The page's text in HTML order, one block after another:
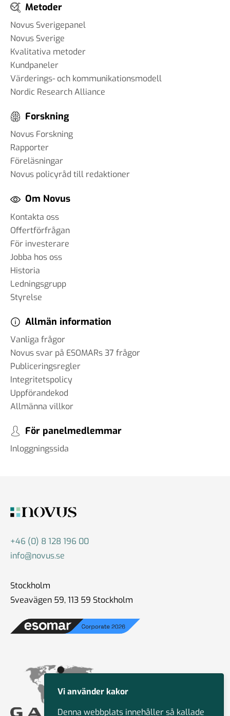
Metoder
Novus Sverigepanel
Novus Sverige
Kvalitativa metoder
Kundpaneler
Värderings- och kommunikationsmodell
Nordic Research Alliance
Forskning
Novus Forskning
Rapporter
Föreläsningar
Novus policyråd till redaktioner
Om Novus
Kontakta oss
Offertförfrågan
För investerare
Jobba hos oss
Historia
Ledningsgrupp
Styrelse
Allmän information
Vanliga frågor
Novus svar på ESOMARs 37 frågor
Publiceringsregler
Integritetspolicy
Uppförandekod
Allmänna villkor
För panelmedlemmar
Inloggningssida
+46 (0) 8 128 196 00
info@novus.se
Stockholm
Sveavägen 59, 113 59 Stockholm
Vi använder kakor
Denna webbplats innehåller så kallade